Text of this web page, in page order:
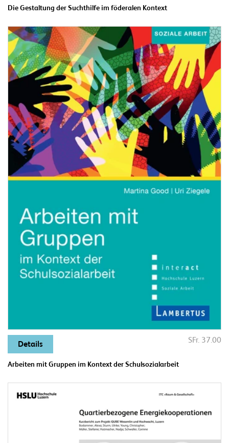
Die Gestaltung der Suchthilfe im föderalen Kontext
Details SFr. 37.00
Arbeiten mit Gruppen im Kontext der Schulsozialarbeit